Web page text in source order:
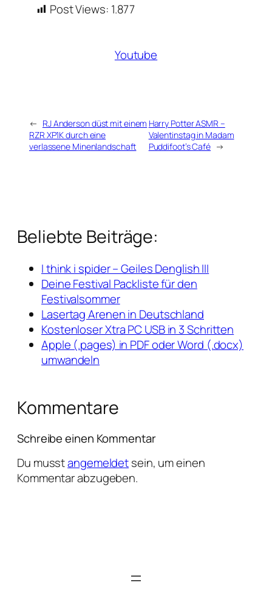
Post Views: 1.877
Youtube
← RJ Anderson düst mit einem
RZR XP1K durch eine
verlassene Minenlandschaft
Harry Potter ASMR –
Valentinstag in Madam
Puddifoot’s Café →
Beliebte Beiträge:
I think i spider – Geiles Denglish III
Deine Festival Packliste für den
Festivalsommer
Lasertag Arenen in Deutschland
Kostenloser Xtra PC USB in 3 Schritten
Apple (.pages) in PDF oder Word (.docx)
umwandeln
Kommentare
Schreibe einen Kommentar
Du musstangemeldetsein, um einen
Kommentar abzugeben.